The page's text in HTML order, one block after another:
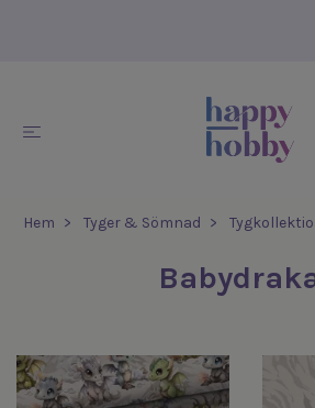
Hem Tyger & Sömnad